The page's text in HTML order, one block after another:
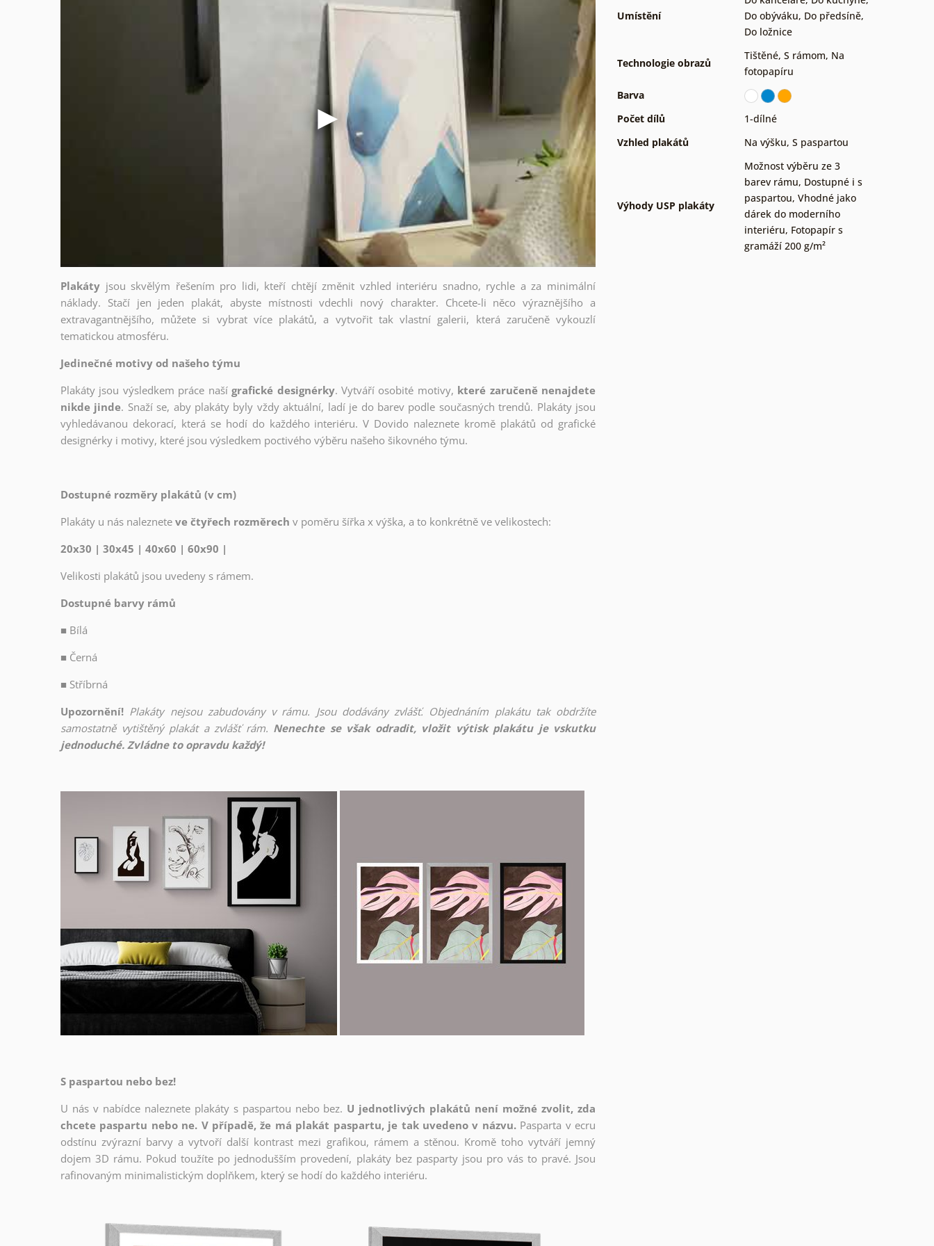
Plakáty jsou skvělým řešením pro lidi, kteří chtějí změnit vzhled interiéru snadno, rychle a za minimální
náklady. Stačí jen jeden plakát, abyste místnosti vdechli nový charakter. Chcete-li něco výraznějšího a
extravagantnějšího, můžete si vybrat více plakátů, a vytvořit tak vlastní galerii, která zaručeně vykouzlí
tematickou atmosféru.
Jedinečné motivy od našeho týmu
Plakáty jsou výsledkem práce naší grafické designérky. Vytváří osobité motivy, které zaručeně nenajdete
nikde jinde. Snaží se, aby plakáty byly vždy aktuální, ladí je do barev podle současných trendů. Plakáty jsou
vyhledávanou dekorací, která se hodí do každého interiéru. V Dovido naleznete kromě plakátů od grafické
designérky i motivy, které jsou výsledkem poctivého výběru našeho šikovného týmu.
Dostupné rozměry plakátů (v cm)
Plakáty u nás naleznete ve čtyřech rozměrech v poměru šířka x výška, a to konkrétně ve velikostech:
20x30 | 30x45 | 40x60 | 60x90 |
Velikosti plakátů jsou uvedeny s rámem.
Dostupné barvy rámů
■ Bílá
■ Černá
■ Stříbrná
Upozornění! Plakáty nejsou zabudovány v rámu. Jsou dodávány zvlášť. Objednáním plakátu tak obdržíte
samostatně vytištěný plakát a zvlášť rám. Nenechte se však odradit, vložit výtisk plakátu je vskutku
jednoduché. Zvládne to opravdu každý!
S paspartou nebo bez!
U nás v nabídce naleznete plakáty s paspartou nebo bez. U jednotlivých plakátů není možné zvolit, zda
chcete paspartu nebo ne. V případě, že má plakát paspartu, je tak uvedeno v názvu. Pasparta v ecru
odstínu zvýrazní barvy a vytvoří další kontrast mezi grafikou, rámem a stěnou. Kromě toho vytváří jemný
dojem 3D rámu. Pokud toužíte po jednodušším provedení, plakáty bez pasparty jsou pro vás to pravé. Jsou
rafinovaným minimalistickým doplňkem, který se hodí do každého interiéru.
Umístění
Do obýváku, Do předsíně,
Do ložnice
Technologie obrazů
Tištěné, S rámom, Na
fotopapíru
Barva
Počet dílů
1-dílné
Vzhled plakátů
Na výšku, S paspartou
Výhody USP plakáty
Možnost výběru ze 3
barev rámu, Dostupné i s
paspartou, Vhodné jako
dárek do moderního
interiéru, Fotopapír s
gramáží 200 g/m²